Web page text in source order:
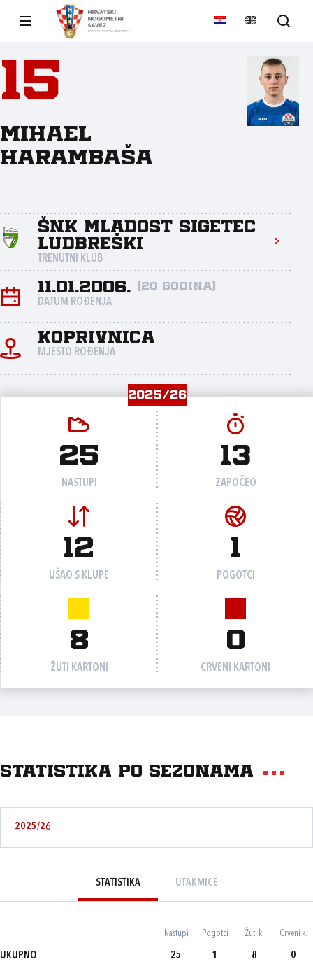
15
Mihael
Harambaša
ŠNK Mladost Sigetec
Ludbreški
TRENUTNI KLUB
11.01.2006. (20 godina)
DATUM ROĐENJA
Koprivnica
MJESTO ROĐENJA
2025/26
25
NASTUPI
13
ZAPOČEO
12
UŠAO S KLUPE
1
POGOTCI
8
ŽUTI KARTONI
0
CRVENI KARTONI
Statistika po sezonama
2025/26
STATISTIKA UTAKMICE
Nastupi Pogotci Žuti k. Crveni k.
UKUPNO 25 1 8 0